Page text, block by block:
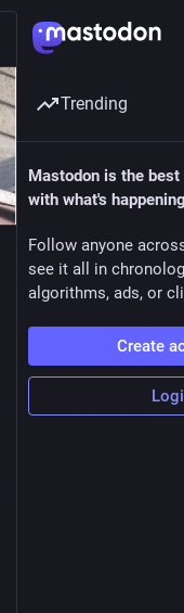
Trending
Mastodon is the
with what's
Follow anyone
see it all in
algorithms, ads, or
Create